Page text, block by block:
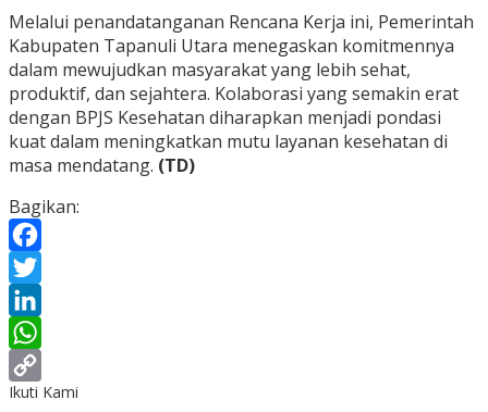
Melalui penandatanganan Rencana Kerja ini, Pemerintah
Kabupaten Tapanuli Utara menegaskan komitmennya
dalam mewujudkan masyarakat yang lebih sehat,
produktif, dan sejahtera. Kolaborasi yang semakin erat
dengan BPJS Kesehatan diharapkan menjadi pondasi
kuat dalam meningkatkan mutu layanan kesehatan di
masa mendatang. (TD)
Bagikan:
Facebook
Twitter
LinkedIn
WhatsApp
Copy
Ikuti Kami